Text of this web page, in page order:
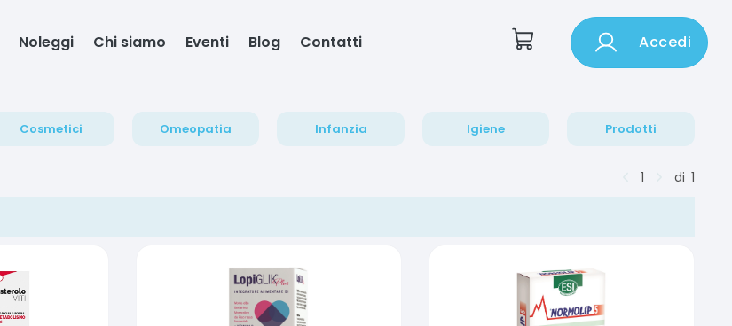
Noleggi Chi siamo Eventi Blog Contatti Accedi
Cosmetici Omeopatia Infanzia Igiene Prodotti
1 di 1